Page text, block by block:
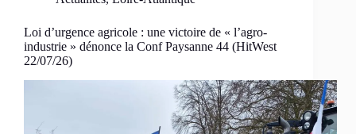
Loi d’urgence agricole : une victoire de « l’agro-
industrie » dénonce la Conf Paysanne 44 (HitWest
22/07/26)